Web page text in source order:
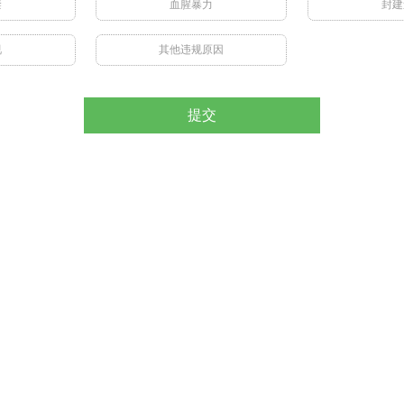
血腥暴力 封
其他违规原因
提交